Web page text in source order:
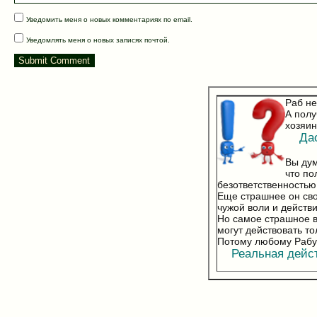
Уведомить меня о новых комментариях по email.
Уведомлять меня о новых записях почтой.
Раб
А
Вы
что
Еще страшнее он
чужой воли и
Но самое страшное
могут действовать
Потому любому
Реальная